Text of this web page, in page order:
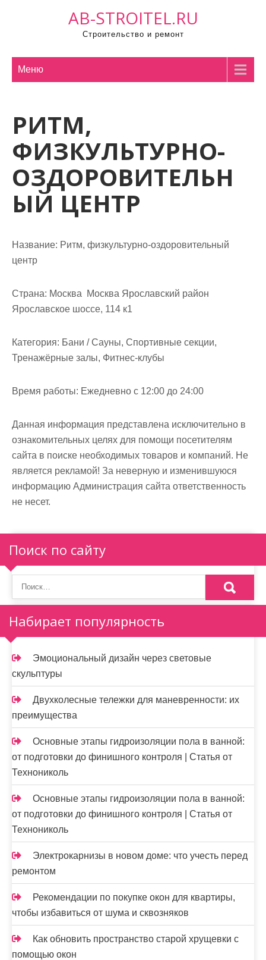
AB-STROITEL.RU
Строительство и ремонт
Меню
РИТМ,
ФИЗКУЛЬТУРНО-
ОЗДОРОВИТЕЛЬН
ЫЙ ЦЕНТР
Название: Ритм, физкультурно-оздоровительный
центр
Страна: Москва Москва Ярославский район
Ярославское шоссе, 114 к1
Категория: Бани / Сауны, Спортивные секции,
Тренажёрные залы, Фитнес-клубы
Время работы: Ежедневно с 12:00 до 24:00
Данная информация представлена исключительно в
ознакомительных целях для помощи посетителям
сайта в поиске необходимых товаров и компаний. Не
является рекламой! За неверную и изменившуюся
информацию Администрация сайта ответственность
не несет.
Поиск по сайту
Набирает популярность
Эмоциональный дизайн через световые
скульптуры
Двухколесные тележки для маневренности: их
преимущества
Основные этапы гидроизоляции пола в ванной:
от подготовки до финишного контроля | Статья от
Технониколь
Основные этапы гидроизоляции пола в ванной:
от подготовки до финишного контроля | Статья от
Технониколь
Электрокарнизы в новом доме: что учесть перед
ремонтом
Рекомендации по покупке окон для квартиры,
чтобы избавиться от шума и сквозняков
Как обновить пространство старой хрущевки с
помощью окон